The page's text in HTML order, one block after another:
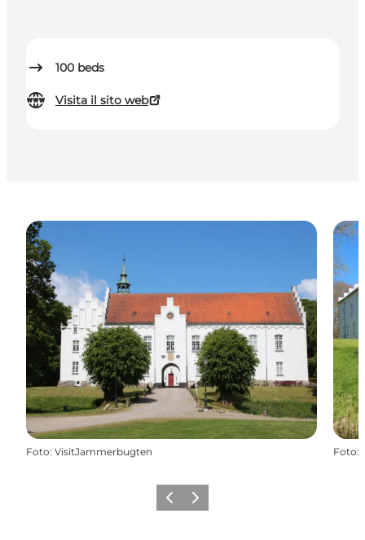
100 beds
Visita il sito web
Foto: VisitJammerbugten Foto:
Precedente
Avanti